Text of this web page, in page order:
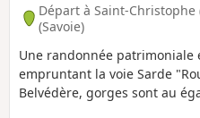
Départ à Saint-Christophe
(Savoie)
Une randonnée patrimoniale
empruntant la voie Sarde
Belvédère, gorges sont au